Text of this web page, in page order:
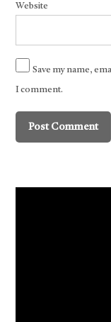
Website
Save my name,
I comment.